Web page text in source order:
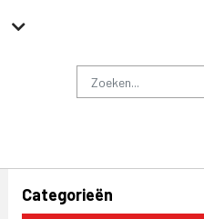
Zoeken
Categorieën